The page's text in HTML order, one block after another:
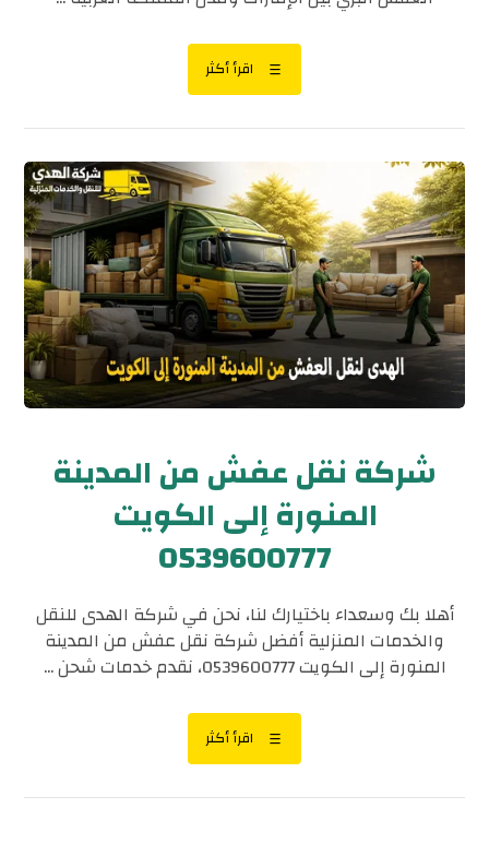
اقرأ أكثر
شركة نقل عفش من المدينة
المنورة إلى الكويت
0539600777
أهلا بك وسعداء باختيارك لنا، نحن في شركة الهدى للنقل
والخدمات المنزلية أفضل شركة نقل عفش من المدينة
المنورة إلى الكويت 0539600777، نقدم خدمات شحن ...
اقرأ أكثر